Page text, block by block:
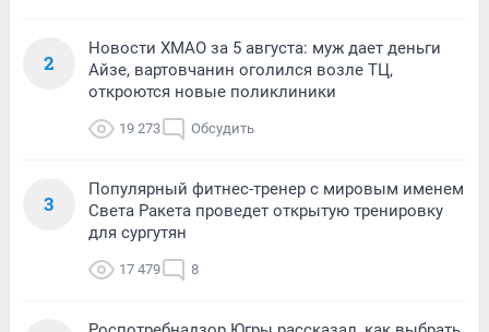
2
Новости ХМАО за 5 августа: муж дает деньги
Айзе, вартовчанин оголился возле ТЦ,
откроются новые поликлиники
19 273 Обсудить
3
Популярный фитнес-тренер с мировым именем
Света Ракета проведет открытую тренировку
для сургутян
17 479 8